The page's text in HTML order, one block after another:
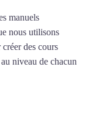
manuels
nous utilisons
des cours
niveau de chacun